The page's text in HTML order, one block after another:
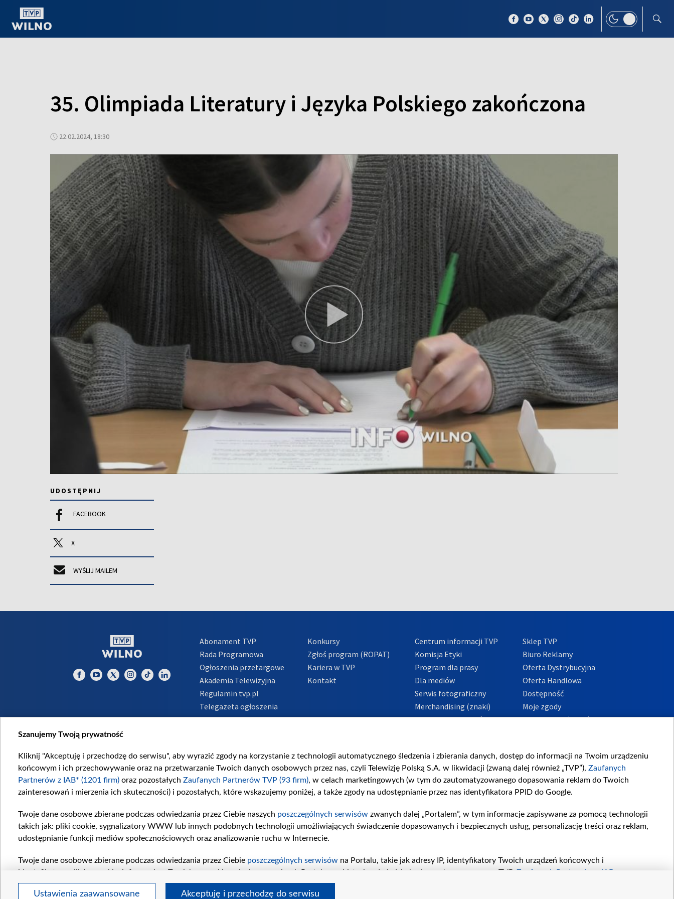
35. Olimpiada Literatury i Języka Polskiego zakończona
22.02.2024, 18:30
UDOSTĘPNIJ
FACEBOOK
X
WYŚLIJ MAILEM
Abonament TVP
Rada Programowa
Ogłoszenia przetargowe
Akademia Telewizyjna
Regulamin tvp.pl
Telegazeta ogłoszenia
Informacje o nadawcy
Konkursy
Zgłoś program (ROPAT)
Kariera w TVP
Kontakt
Centrum informacji TVP
Komisja Etyki
Program dla prasy
Dla mediów
Serwis fotograficzny
Merchandising (znaki)
Polityka Prywatności
Sklep TVP
Biuro Reklamy
Oferta Dystrybucyjna
Oferta Handlowa
Dostępność
Moje zgody
Procedura zgłoszeń
Szanujemy Twoją prywatność
Kliknij "Akceptuję i przechodzę do serwisu", aby wyrazić zgody na korzystanie z technologii automatycznego śledzenia i zbierania danych, dostęp do informacji na Twoim urządzeniu
końcowym i ich przechowywanie oraz na przetwarzanie Twoich danych osobowych przez nas, czyli Telewizję Polską S.A. w likwidacji (zwaną dalej również „TVP”), Zaufanych
Partnerów z IAB* (1201 firm) oraz pozostałych Zaufanych Partnerów TVP (93 firm), w celach marketingowych (w tym do zautomatyzowanego dopasowania reklam do Twoich
zainteresowań i mierzenia ich skuteczności) i pozostałych, które wskazujemy poniżej, a także zgody na udostępnianie przez nas identyfikatora PPID do Google.
Twoje dane osobowe zbierane podczas odwiedzania przez Ciebie naszych poszczególnych serwisów zwanych dalej „Portalem”, w tym informacje zapisywane za pomocą technologii
takich jak: pliki cookie, sygnalizatory WWW lub innych podobnych technologii umożliwiających świadczenie dopasowanych i bezpiecznych usług, personalizację treści oraz reklam,
udostępnianie funkcji mediów społecznościowych oraz analizowanie ruchu w Internecie.
Twoje dane osobowe zbierane podczas odwiedzania przez Ciebie poszczególnych serwisów na Portalu, takie jak adresy IP, identyfikatory Twoich urządzeń końcowych i
identyfikatory plików cookie, informacje o Twoich wyszukiwaniach w serwisach Portalu czy historia odwiedzin będą przetwarzane przez TVP, Zaufanych Partnerów z IAB
pozostałychZaufanych Partnerów TVP
dla realizacji następujących celów i funkcji: przechowywania informacji na urządzeniu lub dostęp do nich, wyboru podstawowych reklam,
wyboru spersonalizowanych reklam, tworzenia profilu spersonalizowanych reklam, tworzenia profilu spersonalizowanych treści, wyboru spersonalizowanych treści, pomiaru
Ustawienia zaawansowane Akceptuję i przechodzę do serwisu